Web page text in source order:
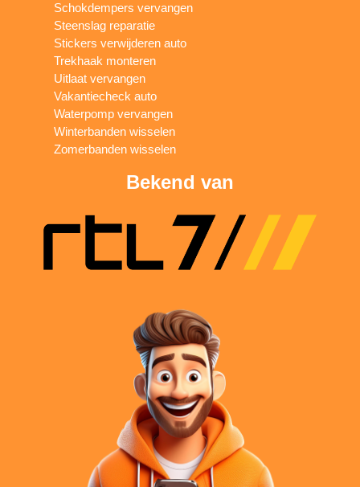
Schokdempers vervangen
Steenslag reparatie
Stickers verwijderen auto
Trekhaak monteren
Uitlaat vervangen
Vakantiecheck auto
Waterpomp vervangen
Winterbanden wisselen
Zomerbanden wisselen
Bekend van